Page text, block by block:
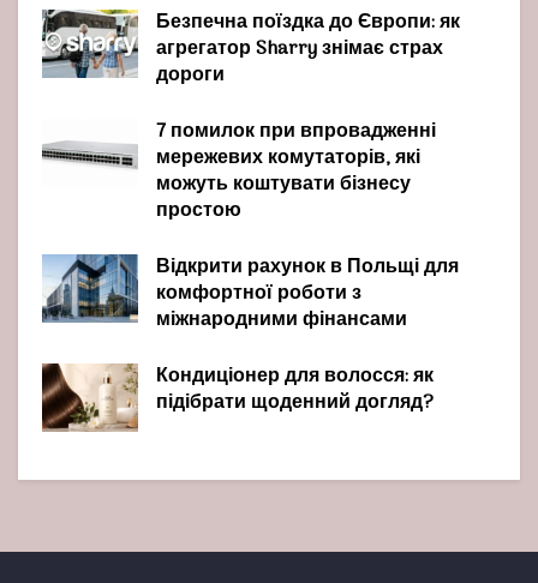
Безпечна поїздка до Європи: як
агрегатор Sharry знімає страх
дороги
7 помилок при впровадженні
мережевих комутаторів, які
можуть коштувати бізнесу
простою
Відкрити рахунок в Польщі для
комфортної роботи з
міжнародними фінансами
Кондиціонер для волосся: як
підібрати щоденний догляд?